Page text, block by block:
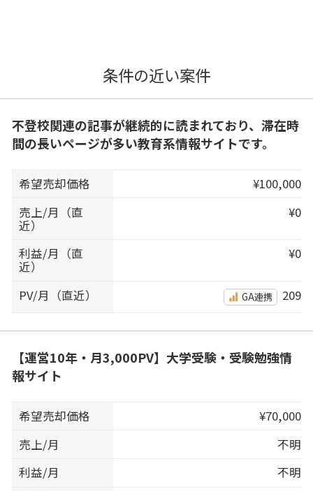
条件の近い案件
不登校関連の記事が継続的に読まれており、滞在時
間の長いページが多い教育系情報サイトです。
希望売却価格
¥100,000
売上/月（直
近）
¥0
利益/月（直
近）
¥0
PV/月（直近） GA連携 209
【運営10年・月3,000PV】大学受験・受験勉強情
報サイト
希望売却価格
¥70,000
売上/月
不明
利益/月
不明